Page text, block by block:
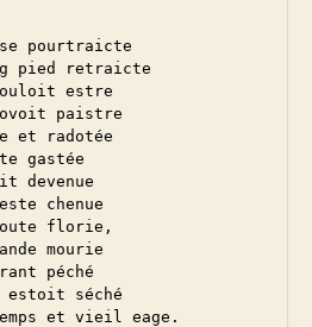
pourtraicte
pied retraicte
estre
paistre
et radotée
gastée
devenue
chenue
florie,
mourie
péché
estoit séché
et vieil eage.